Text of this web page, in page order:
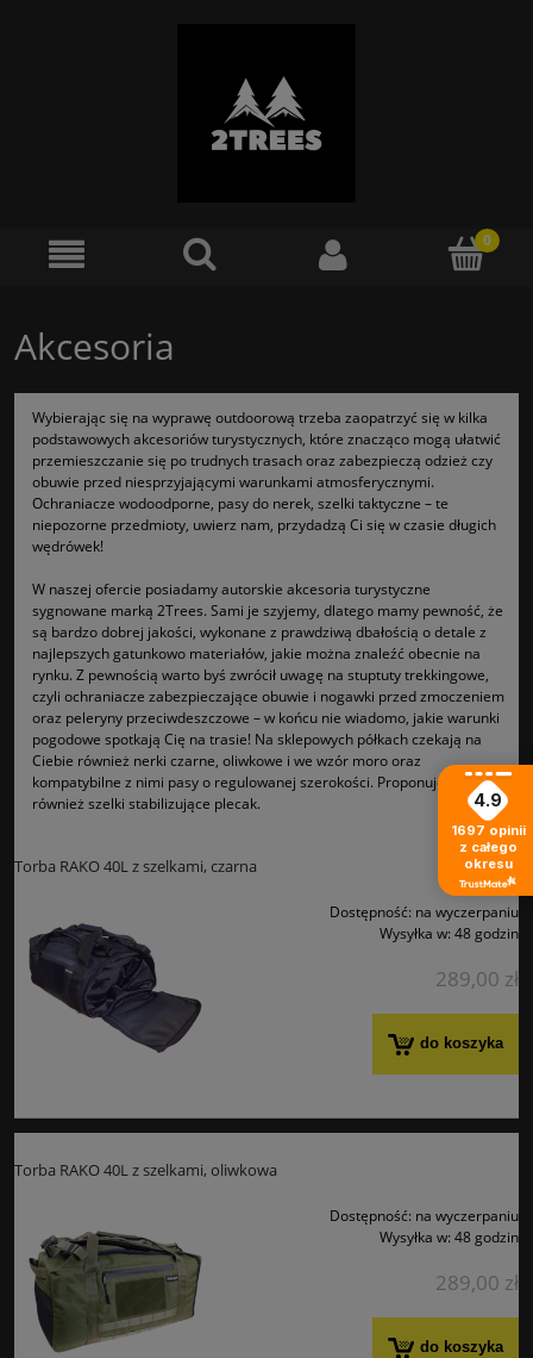
Akcesoria
Wybierając się na wyprawę outdoorową trzeba zaopatrzyć się w kilka
podstawowych akcesoriów turystycznych, które znacząco mogą ułatwić
przemieszczanie się po trudnych trasach oraz zabezpieczą odzież czy
obuwie przed niesprzyjającymi warunkami atmosferycznymi.
Ochraniacze wodoodporne, pasy do nerek, szelki taktyczne – te
niepozorne przedmioty, uwierz nam, przydadzą Ci się w czasie długich
wędrówek!
W naszej ofercie posiadamy autorskie akcesoria turystyczne
sygnowane marką 2Trees. Sami je szyjemy, dlatego mamy pewność, że
są bardzo dobrej jakości, wykonane z prawdziwą dbałością o detale z
najlepszych gatunkowo materiałów, jakie można znaleźć obecnie na
rynku. Z pewnością warto byś zwrócił uwagę na stuptuty trekkingowe,
czyli ochraniacze zabezpieczające obuwie i nogawki przed zmoczeniem
oraz peleryny przeciwdeszczowe – w końcu nie wiadomo, jakie warunki
pogodowe spotkają Cię na trasie! Na sklepowych półkach czekają na
Ciebie również nerki czarne, oliwkowe i we wzór moro oraz
kompatybilne z nimi pasy o regulowanej szerokości. Proponujemy
również szelki stabilizujące plecak.
Torba RAKO 40L z szelkami, czarna
Dostępność: na wyczerpaniu
Wysyłka w: 48 godzin
289,00 zł
do koszyka
Torba RAKO 40L z szelkami, oliwkowa
Dostępność: na wyczerpaniu
Wysyłka w: 48 godzin
289,00 zł
do koszyka
4.9
1697 opinii
z całego
okresu